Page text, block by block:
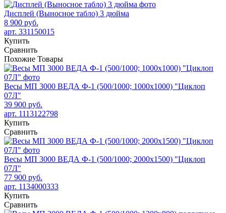
Дисплей (Выносное табло) 3 дюйма
8 900 руб.
арт. 331150015
Купить
Сравнить
Похожие Товары
Весы МП 3000 ВЕДА Ф-1 (500/1000; 1000х1000) "Циклоп
07Л"
39 900 руб.
арт. 1113122798
Купить
Сравнить
Весы МП 3000 ВЕДА Ф-1 (500/1000; 2000х1500) "Циклоп
07Л"
77 900 руб.
арт. 1134000333
Купить
Сравнить